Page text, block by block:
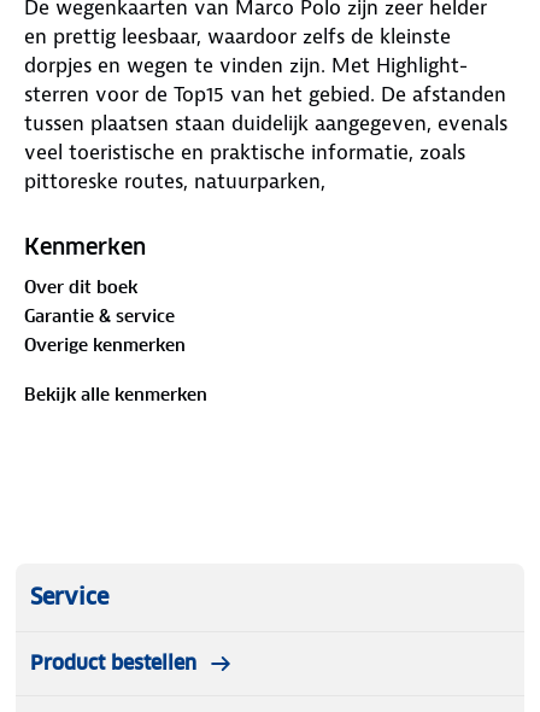
De wegenkaarten van Marco Polo zijn zeer helder
en prettig leesbaar, waardoor zelfs de kleinste
dorpjes en wegen te vinden zijn. Met Highlight-
sterren voor de Top15 van het gebied. De afstanden
tussen plaatsen staan duidelijk aangegeven, evenals
veel toeristische en praktische informatie, zoals
pittoreske routes, natuurparken,
Kenmerken
Over dit boek
Garantie & service
Overige kenmerken
Bekijk alle kenmerken
Service
Product bestellen